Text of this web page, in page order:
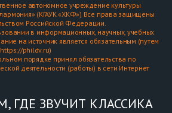
автономное учреждение культуры
(КГАУК «ХКФ») Все права защищены
Российской Федерации.
в информационных, научных, учебных
на источник является обязательным (путем
phildv.ru)
порядке принял обязательства по
деятельности (работы) в сети Интернет
ГДЕ ЗВУЧИТ КЛАССИКА